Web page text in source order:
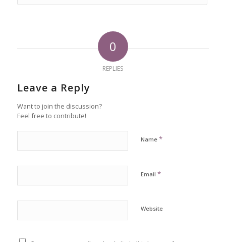
0
REPLIES
Leave a Reply
Want to join the discussion?
Feel free to contribute!
Name *
Email *
Website